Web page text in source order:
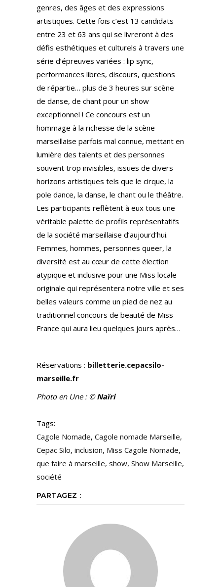
genres, des âges et des expressions
artistiques. Cette fois c’est 13 candidats
entre 23 et 63 ans qui se livreront à des
défis esthétiques et culturels à travers une
série d’épreuves variées : lip sync,
performances libres, discours, questions
de répartie… plus de 3 heures sur scène
de danse, de chant pour un show
exceptionnel ! Ce concours est un
hommage à la richesse de la scène
marseillaise parfois mal connue, mettant en
lumière des talents et des personnes
souvent trop invisibles, issues de divers
horizons artistiques tels que le cirque, la
pole dance, la danse, le chant ou le théâtre.
Les participants reflètent à eux tous une
véritable palette de profils représentatifs
de la société marseillaise d’aujourd’hui.
Femmes, hommes, personnes queer, la
diversité est au cœur de cette élection
atypique et inclusive pour une Miss locale
originale qui représentera notre ville et ses
belles valeurs comme un pied de nez au
traditionnel concours de beauté de Miss
France qui aura lieu quelques jours après…
Réservations : billetterie.cepacsilo-
marseille.fr
Photo en Une : ©Naïri
Tags:
Cagole Nomade, Cagole nomade Marseille,
Cepac Silo, inclusion, Miss Cagole Nomade,
que faire à marseille, show, Show Marseille,
société
PARTAGEZ :